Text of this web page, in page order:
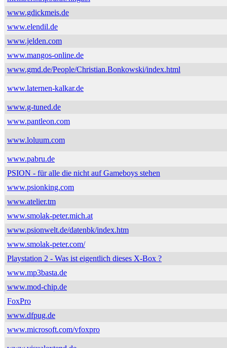
www.gdickmeis.de
www.elendil.de
www.jelden.com
www.mangos-online.de
www.gmd.de/People/Christian.Bonkowski/index.html
www.laternen-kalkar.de
www.g-tuned.de
www.pantleon.com
www.loluum.com
www.pabru.de
PSION - für alle die nicht auf Gameboys stehen
www.psionking.com
www.atelier.tm
www.smolak-peter.mich.at
www.psionwelt.de/datenbk/index.htm
www.smolak-peter.com/
Playstation 2 - Was ist eigentlich dieses X-Box ?
www.mp3basta.de
www.mod-chip.de
FoxPro
www.dfpug.de
www.microsoft.com/vfoxpro